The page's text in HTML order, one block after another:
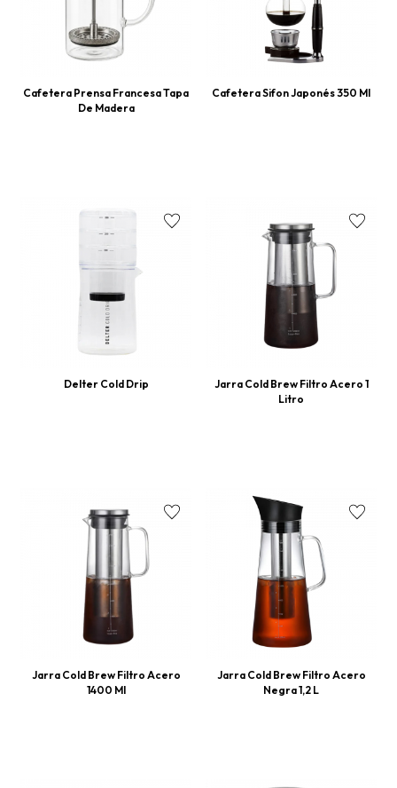
Cafetera Prensa Francesa Tapa
De Madera
Cafetera Sifon Japonés 350 Ml
Delter Cold Drip
Jarra Cold Brew Filtro Acero 1
Litro
Jarra Cold Brew Filtro Acero
1400 Ml
Jarra Cold Brew Filtro Acero
Negra 1,2 L